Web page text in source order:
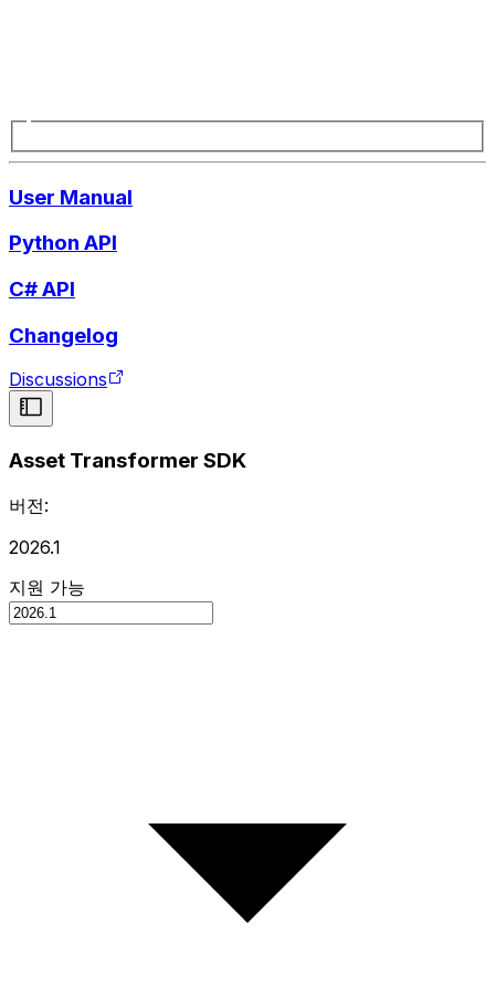
User Manual
Python API
C# API
Changelog
Discussions
Asset Transformer SDK
버전:
2026.1
지원 가능